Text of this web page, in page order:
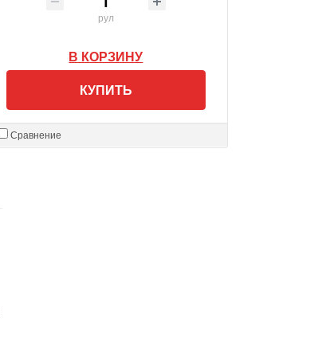
рул
В КОРЗИНУ
КУПИТЬ
Сравнение